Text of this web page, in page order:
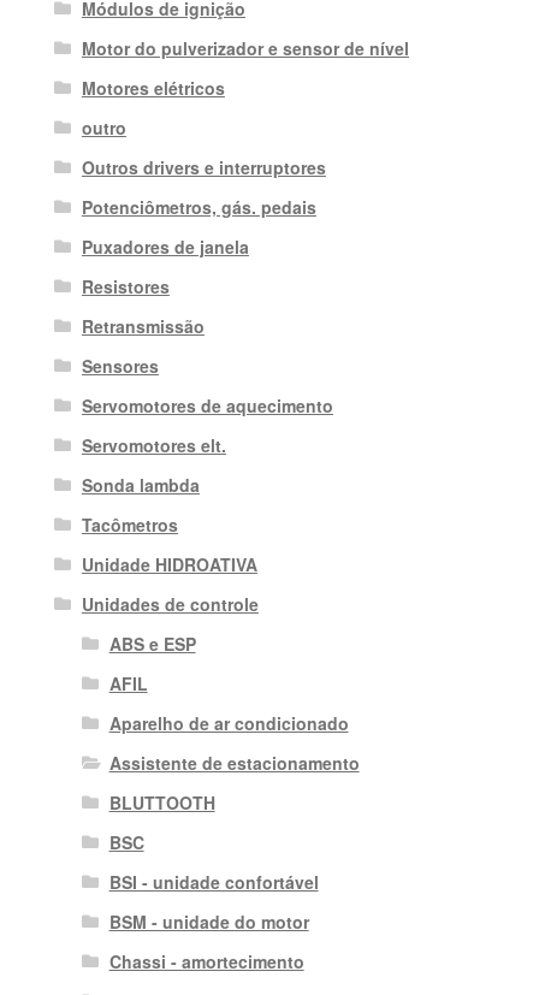
Módulos de ignição
Motor do pulverizador e sensor de nível
Motores elétricos
outro
Outros drivers e interruptores
Potenciômetros, gás. pedais
Puxadores de janela
Resistores
Retransmissão
Sensores
Servomotores de aquecimento
Servomotores elt.
Sonda lambda
Tacômetros
Unidade HIDROATIVA
Unidades de controle
ABS e ESP
AFIL
Aparelho de ar condicionado
Assistente de estacionamento
BLUTTOOTH
BSC
BSI - unidade confortável
BSM - unidade do motor
Chassi - amortecimento